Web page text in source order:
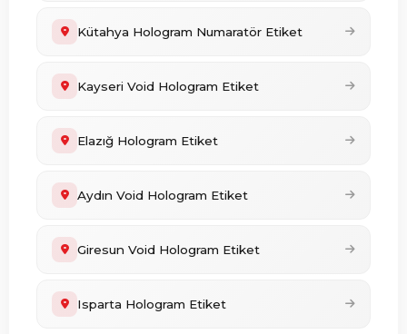
Kütahya Hologram Numaratör Etiket
Kayseri Void Hologram Etiket
Elazığ Hologram Etiket
Aydın Void Hologram Etiket
Giresun Void Hologram Etiket
Isparta Hologram Etiket